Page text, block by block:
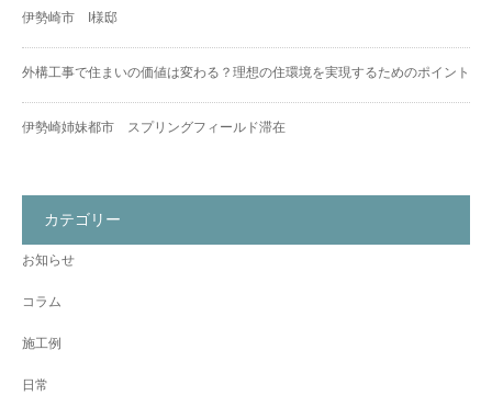
伊勢崎市 I様邸
外構工事で住まいの価値は変わる？理想の住環境を実現するためのポイント
伊勢崎姉妹都市 スプリングフィールド滞在
カテゴリー
お知らせ
コラム
施工例
日常